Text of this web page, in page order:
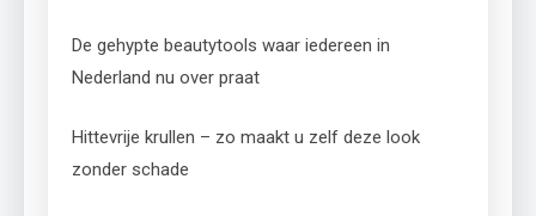
De gehypte beautytools waar iedereen in
Nederland nu over praat
Hittevrije krullen – zo maakt u zelf deze look
zonder schade